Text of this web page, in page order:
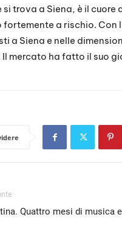
trova a Siena, è il
fortemente a rischio. Con
a Siena e nelle
Il mercato ha fatto il suo
Quattro mesi di musica